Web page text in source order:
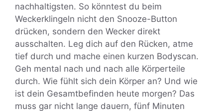
nachhaltigsten. So könntest du beim
Weckerklingeln nicht den Snooze-Button
drücken, sondern den Wecker direkt
ausschalten. Leg dich auf den Rücken, atme
tief durch und mache einen kurzen Bodyscan.
Geh mental nach und nach alle Körperteile
durch. Wie fühlt sich dein Körper an? Und wie
ist dein Gesamtbefinden heute morgen? Das
muss gar nicht lange dauern, fünf Minuten